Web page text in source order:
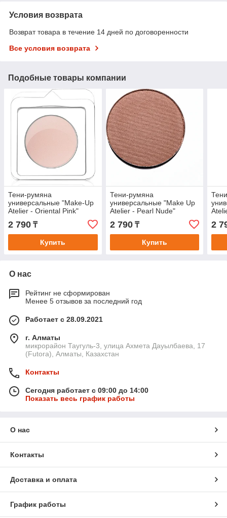
Условия возврата
Возврат товара в течение 14 дней по договоренности
Все условия возврата
Подобные товары компании
Тени-румяна
универсальные "Make-Up
Atelier - Oriental Pink"
2 790 ₸
Купить
Тени-румяна
универсальные "Make Up
Atelier - Pearl Nude"
2 790₸
Купить
2
О нас
Рейтинг не сформирован
Менее 5 отзывов за последний год
Работает с 28.09.2021
г. Алматы
микрорайон Таугуль-3, улица Ахмета Дауылбаева, 17
(Futora), Алматы, Казахстан
Контакты
Сегодня работает с 09:00 до 14:00
Показать весь график работы
О нас
Контакты
Доставка и оплата
График работы